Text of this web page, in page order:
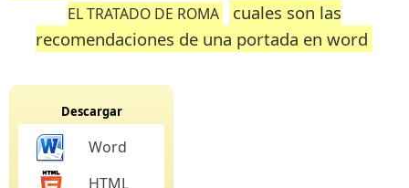
EL TRATADO DE ROMA
cuales son las
recomendaciones de una portada en word
Descargar
Word
HTML